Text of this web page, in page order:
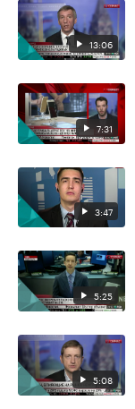
13:06
7:31
3:47
5:25
5:08